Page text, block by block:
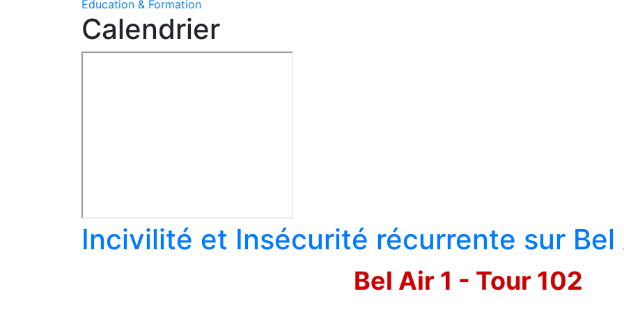
Education & Formation
Calendrier
Incivilité et Insécurité récurrente sur Bel
Bel Air 1 - Tour 102